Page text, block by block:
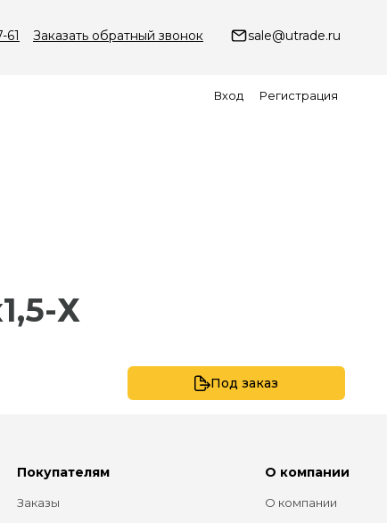
61 Заказать обратный звонок sale@utrade.ru
Вход Регистрация
Х
Под заказ
Покупателям
Заказы
О компании
О компании